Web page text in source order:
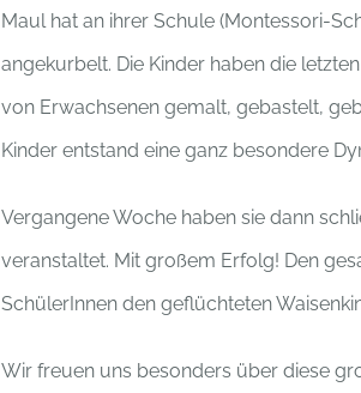
Maul hat an ihrer Schule (Montessori-
angekurbelt. Die Kinder haben die
von Erwachsenen gemalt, gebastelt,
Kinder entstand eine ganz besondere
Vergangene Woche haben sie dann
veranstaltet. Mit großem Erfolg! Den
SchülerInnen den geflüchteten
Wir freuen uns besonders über diese